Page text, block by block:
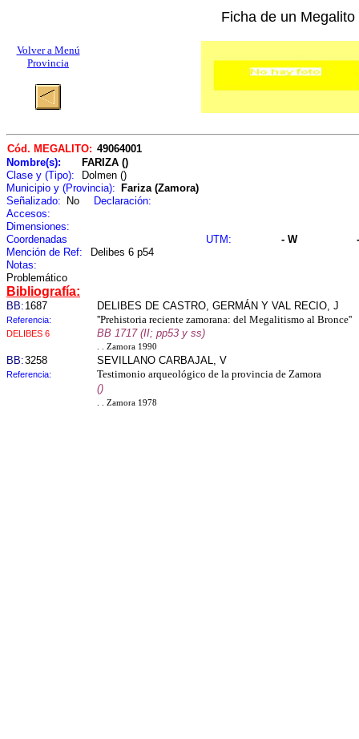
Ficha de un Megalito
Volver a Menú
Provincia
Cód. MEGALITO: 49064001
Nombre(s):
FARIZA ()
Clase y (Tipo):
Dolmen ()
Municipio y (Provincia):
Fariza (Zamora)
Señalizado:
No
Declaración:
Accesos:
Dimensiones:
Coordenadas
UTM: - W
Mención de Ref:
Delibes 6 p54
Notas:
Problemático
Bibliografía:
BB: 1687 DELIBES DE CASTRO, GERMÁN Y VAL RECIO, J
Referencia: ''Prehistoria reciente zamorana: del Megalitismo al Bronce''
DELIBES 6 BB 1717 (II; pp53 y ss)
. . Zamora 1990
BB:3258 SEVILLANO CARBAJAL, V
Referencia:
Testimonio arqueológico de la provincia de Zamora
()
. . Zamora 1978